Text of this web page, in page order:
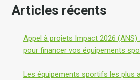
Articles récents
Appel à projets Impact 2026 (ANS)
pour financer vos équipements
Les équipements sportifs les plus